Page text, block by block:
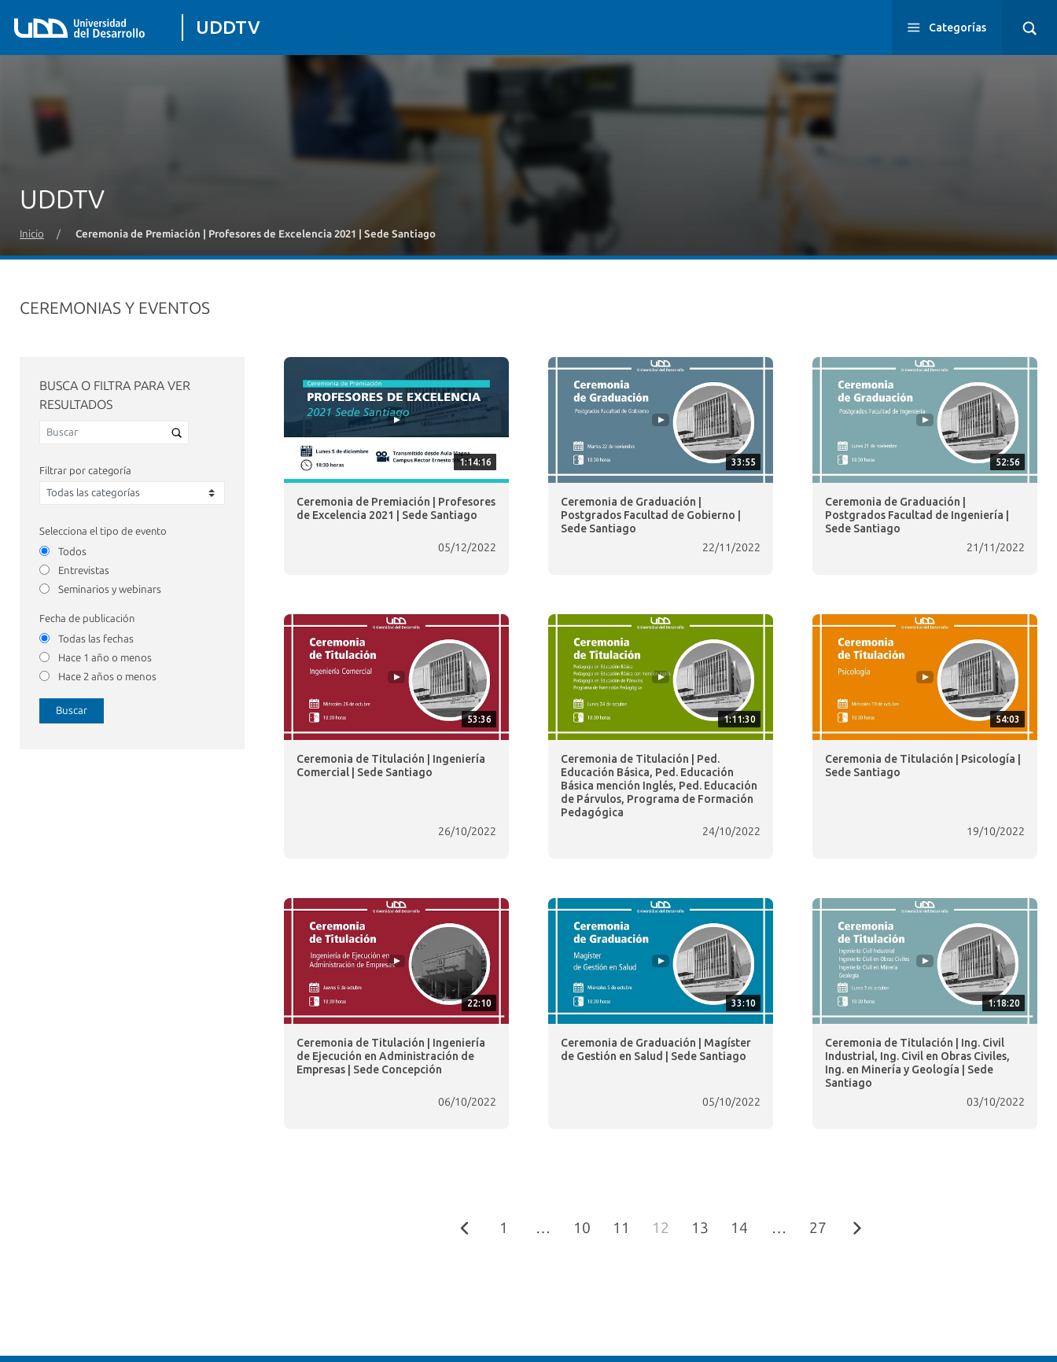
UDDTV Categorías
UDDTV
Inicio / Ceremonia de Premiación | Profesores de Excelencia 2021 | Sede Santiago
CEREMONIAS Y EVENTOS
BUSCA O FILTRA PARA VER
RESULTADOS
Filtrar por categoría
Selecciona el tipo de evento
Todos
Entrevistas
Seminarios y webinars
Fecha de publicación
Todas las fechas
Hace 1 año o menos
Hace 2 años o menos
Buscar
1:14:16
Ceremonia de Premiación | Profesores
de Excelencia 2021 | Sede Santiago
05/12/2022
33:55
Ceremonia de Graduación |
Postgrados Facultad de Gobierno |
Sede Santiago
22/11/2022
52:56
Ceremonia de Graduación |
Postgrados Facultad de Ingeniería |
Sede Santiago
21/11/2022
53:36
Ceremonia de Titulación | Ingeniería
Comercial | Sede Santiago
26/10/2022
1:11:30
Ceremonia de Titulación | Ped.
Educación Básica, Ped. Educación
Básica mención Inglés, Ped. Educación
de Párvulos, Programa de Formación
Pedagógica
24/10/2022
54:03
Ceremonia de Titulación | Psicología |
Sede Santiago
19/10/2022
22:10
Ceremonia de Titulación | Ingeniería
de Ejecución en Administración de
Empresas | Sede Concepción
06/10/2022
33:10
Ceremonia de Graduación | Magíster
de Gestión en Salud | Sede Santiago
05/10/2022
1:18:20
Ceremonia de Titulación | Ing. Civil
Industrial, Ing. Civil en Obras Civiles,
Ing. en Minería y Geología | Sede
Santiago
03/10/2022
1 … 10 11 12 13 14 … 27